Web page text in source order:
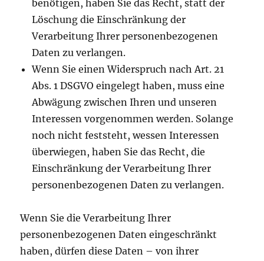
benötigen, haben Sie das Recht, statt der
Löschung die Einschränkung der
Verarbeitung Ihrer personenbezogenen
Daten zu verlangen.
Wenn Sie einen Widerspruch nach Art. 21
Abs. 1 DSGVO eingelegt haben, muss eine
Abwägung zwischen Ihren und unseren
Interessen vorgenommen werden. Solange
noch nicht feststeht, wessen Interessen
überwiegen, haben Sie das Recht, die
Einschränkung der Verarbeitung Ihrer
personenbezogenen Daten zu verlangen.
Wenn Sie die Verarbeitung Ihrer
personenbezogenen Daten eingeschränkt
haben, dürfen diese Daten – von ihrer